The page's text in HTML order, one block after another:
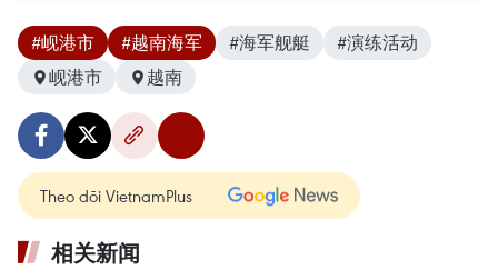
#岘港市 #越南海军 #海军舰艇
#演练活动
岘港市
越南
Theo dõi VietnamPlus
相关新闻